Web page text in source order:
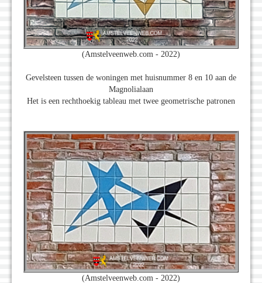
(Amstelveenweb.com - 2022)
Gevelsteen tussen de woningen met huisnummer 8 en 10 aan de
Magnolialaan
Het is een rechthoekig tableau met twee geometrische patronen
(Amstelveenweb.com - 2022)